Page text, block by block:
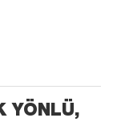
YÖNLÜ,